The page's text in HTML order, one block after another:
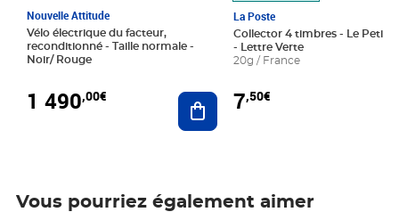
Nouvelle Attitude
Vélo électrique du facteur,
reconditionné - Taille normale -
Noir/ Rouge
1 490,00€ Ajouter au panier
La Poste
Collector 4 timbres - Le Petit
- Lettre Verte
20g / France
7,50€
Vous pourriez également aimer